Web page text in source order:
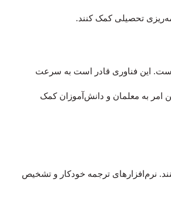
تحصیلی کمک کنند.
است. این فناوری قادر است به سرعت
امر به معلمان و دانش‌آموزان کمک
نرم‌افزارهای ترجمه خودکار و تشخیص